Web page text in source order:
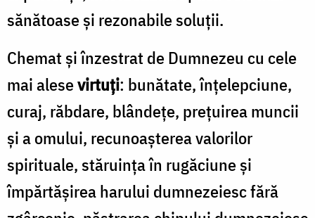
sănătoase şi rezonabile soluţii.
Chemat şi înzestrat de Dumnezeu cu cele
mai alesevirtuţi: bunătate, înţelepciune,
curaj, răbdare, blândeţe, preţuirea muncii
şi a omului, recunoaşterea valorilor
spirituale, stăruinţa în rugăciune şi
împărtăşirea harului dumnezeiesc fără